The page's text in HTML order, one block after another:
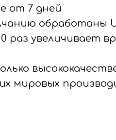
от 7 дней
обработаны
раз увеличивает
мировых